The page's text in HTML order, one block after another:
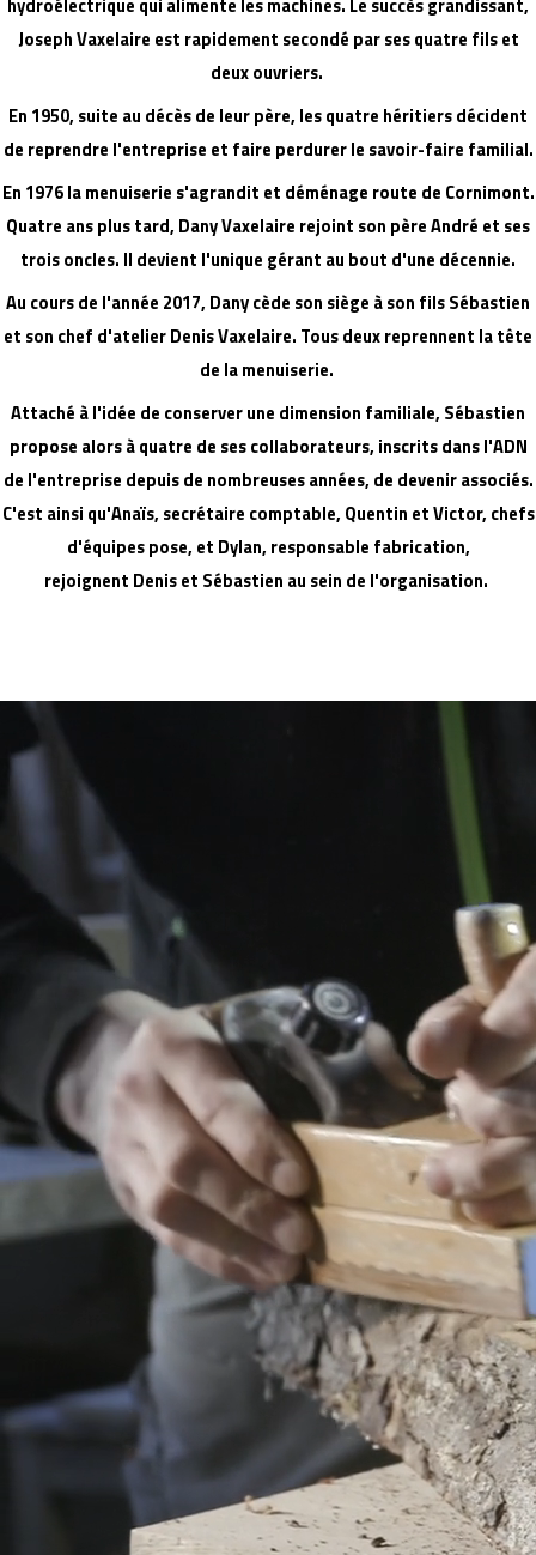
Joseph Vaxelaire est rapidement secondé par ses quatre fils et
deux ouvriers.
En 1950, suite au décès de leur père, les quatre héritiers décident
de reprendre l'entreprise et faire perdurer le savoir-faire familial.
En 1976 la menuiserie s'agrandit et déménage route de Cornimont.
Quatre ans plus tard, Dany Vaxelaire rejoint son père André et ses
trois oncles. Il devient l'unique gérant au bout d'une décennie.
Au cours de l'année 2017, Dany cède son siège à son fils Sébastien
et son chef d'atelier Denis Vaxelaire. Tous deux reprennent la tête
de la menuiserie.
Attaché à l'idée de conserver une dimension familiale, Sébastien
propose alors à quatre de ses collaborateurs, inscrits dans l'ADN
de l'entreprise depuis de nombreuses années, de devenir associés.
C'est ainsi qu'Anaïs, secrétaire comptable, Quentin et Victor, chefs
d'équipes pose, et Dylan, responsable fabrication,
rejoignent Denis et Sébastien au sein de l'organisation.